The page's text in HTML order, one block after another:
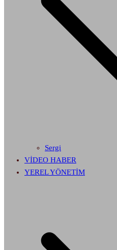
Sergi
VİDEO HABER
YEREL YÖNETİM